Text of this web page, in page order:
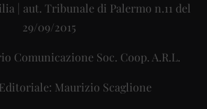
| aut. Tribunale di Palermo n.11 del
29/09/2015
Comunicazione Soc. Coop. A.R.L.
Maurizio Scaglione